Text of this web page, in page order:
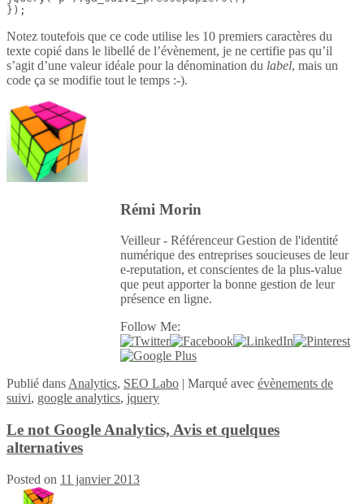
});
Notez toutefois que ce code utilise les 10 premiers caractères du
texte copié dans le libellé de l’évènement, je ne certifie pas qu’il
s’agit d’une valeur idéale pour la dénomination du label, mais un
code ça se modifie tout le temps :-).
Rémi Morin
Veilleur - Référenceur Gestion de l'identité
numérique des entreprises soucieuses de leur
e-reputation, et conscientes de la plus-value
que peut apporter la bonne gestion de leur
présence en ligne.
Follow Me:
Publié dans Analytics, SEO Labo | Marqué avec évènements de
suivi, google analytics, jquery
Le not Google Analytics, Avis et quelques
alternatives
Posted on 11 janvier 2013